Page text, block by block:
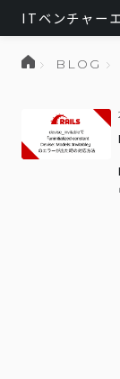
ITベンチャー
BLOG